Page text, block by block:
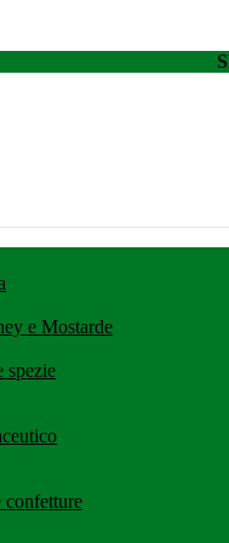
e Mostarde
spezie
confetture